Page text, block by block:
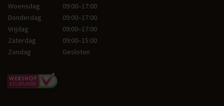
Woensdag
09:00–17:00
Donderdag
09:00–17:00
Vrijdag
09:00–17:00
Zaterdag
09:00–15:00
Zondag
Gesloten